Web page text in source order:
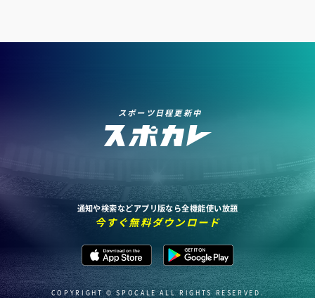
スポーツ日程更新中
通知や検索などアプリ版なら全機能使い放題
今すぐ無料ダウンロード
COPYRIGHT © SPOCALE ALL RIGHTS RESERVED.